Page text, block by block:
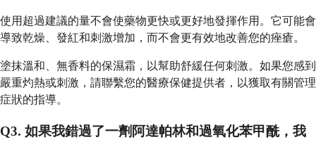
使用超過建議的量不會使藥物更快或更好地發揮作用。它可能會
導致乾燥、發紅和刺激增加，而不會更有效地改善您的痤瘡。
塗抹溫和、無香料的保濕霜，以幫助舒緩任何刺激。如果您感到
嚴重灼熱或刺激，請聯繫您的醫療保健提供者，以獲取有關管理
症狀的指導。
Q3. 如果我錯過了一劑阿達帕林和過氧化苯甲酰，我